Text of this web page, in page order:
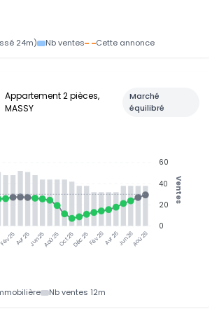
24m) Nb ventes Cette annonce
Appartement 2 pièces,
MASSY
Marché
équilibré
25Avr 25Jun 25Aoû 25Oct 25Déc 25Fév 26Avr 26Jun 26Aoû 26
60
40
20
0
Ventes
Nb ventes 12m